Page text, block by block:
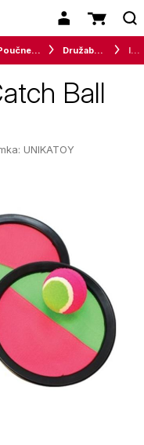
Poučne in ustvarjalne igrače Družabne igre
Ball
UNIKATOY